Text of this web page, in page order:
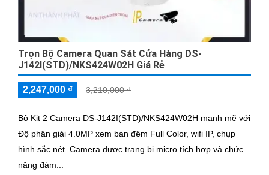
Trọn Bộ Camera Quan Sát Cửa Hàng DS-
J142I(STD)/NKS424W02H Giá Rẻ
2,247,000 ₫ 3,210,000 ₫
Bộ Kit 2 Camera DS-J142I(STD)/NKS424W02H mạnh mẽ với
Độ phân giải 4.0MP xem ban đêm Full Color, wifi IP, chụp
hình sắc nét. Camera được trang bị micro tích hợp và chức
năng đàm...